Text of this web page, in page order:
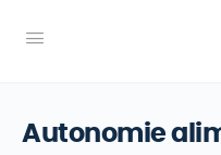
Autonomie